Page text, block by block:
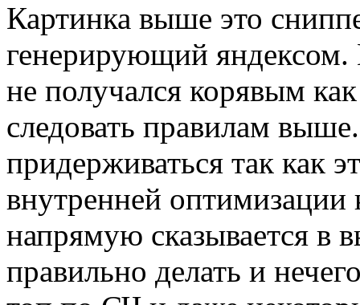
Картинка выше это
генерирующий
не получался корявым
следовать правилам
придерживаться так как
внутренней оптимизации
напрямую сказывается в
правильно делать и